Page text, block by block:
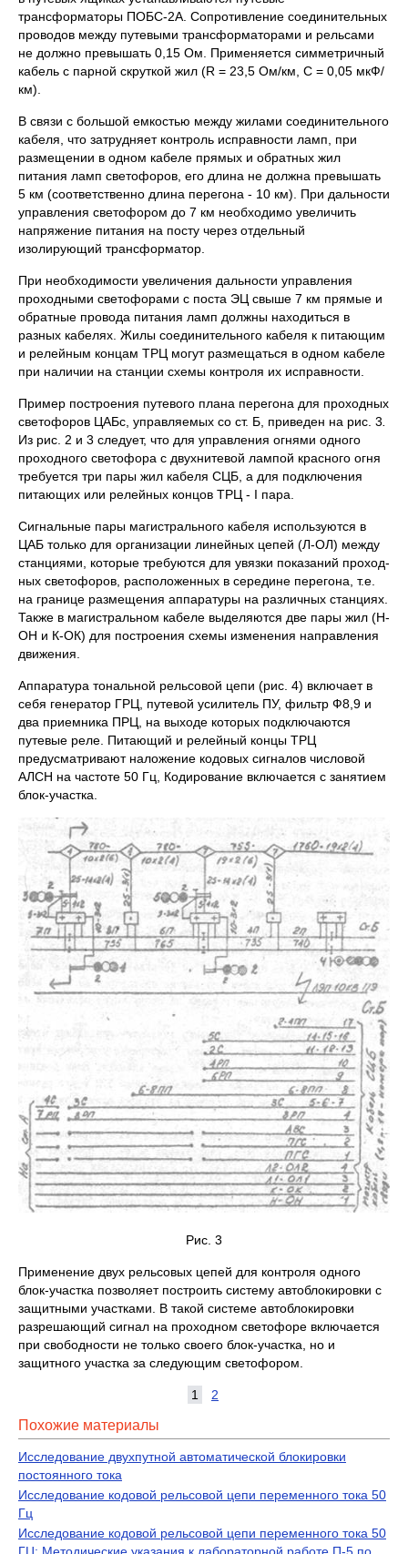
трансформаторы ПОБС-2А. Сопротивление соединительных
прово­дов между путевыми трансформаторами и рельсами
не должно превышать 0,15 Ом. Применя­ется симметричный
кабель с парной скруткой жил (R = 23,5 Ом/км, C = 0,05 мкФ/
км).
В связи с большой емкостью между жилами соединительного
кабеля, что затрудняет кон­троль исправности ламп, при
размещении в одном кабеле прямых и обратных жил
питания ламп светофоров, его длина не должна превышать
5 км (соответственно длина перегона - 10 км). При дальности
управления светофором до 7 км необходимо увеличить
напряжение питания на по­сту через отдельный
изолирующий трансформатор.
При необходимости увеличения дальности управления
проходными светофорами с поста ЭЦ свыше 7 км прямые и
обратные провода питания ламп должны находиться в
разных кабелях. Жилы соединительного кабеля к питающим
и релейным концам ТРЦ могут размещаться в од­ном кабеле
при наличии на станции схемы контроля их исправности.
Пример построения путевого плана перегона для проходных
светофоров ЦАБс, управ­ляемых со ст. Б, приведен на рис. 3
Из рис. 2 и 3 следует, что для управления огнями одного
проходного светофора с двухнитевой лампой красного огня
требуется три пары жил кабеля СЦБ, а для подключения
питающих или релейных концов ТРЦ - I пара.
Сигнальные пары магистрального кабеля используются в
ЦАБ только для организации линей­ных цепей (Л-ОЛ) между
станциями, которые требуются для увязки показаний проход­
ных светофоров, расположенных в середине перегона, т.е.
на границе размещения аппаратуры на различных станциях.
Также в магистральном кабеле выделяются две пары жил (Н-
ОН и К-ОК) для построения схемы изменения направления
движения.
Аппаратура тональной рельсовой цепи (рис. 4) включает в
себя генератор ГРЦ, путевой усили­тель ПУ, фильтр Ф8,9 и
два приемника ПРЦ, на выходе которых подключаются
путевые реле. Питающий и релейный концы ТРЦ
предусматривают наложение кодовых сигналов число­вой
АЛСН на частоте 50 Гц, Кодирование включается с занятием
блок-участка.
Рис. 3
Применение двух рельсовых цепей для контроля одного
блок-участка позволяет построить сис­тему автоблокировки с
защитными участками. В такой системе автоблокировки
разрешаю­щий сигнал на проходном светофоре включается
при свободности не только своего блок-участка, но и
защитного участка за следующим светофором.
1 2
Похожие материалы
Исследование двухпутной автоматической блокировки
постоянного тока
Исследование кодовой рельсовой цепи переменного тока 50
Гц
Исследование кодовой рельсовой цепи переменного тока 50
ГЦ: Методические указания к лабораторной работе П-5 по